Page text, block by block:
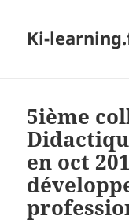
Ki-
5ième
en oct